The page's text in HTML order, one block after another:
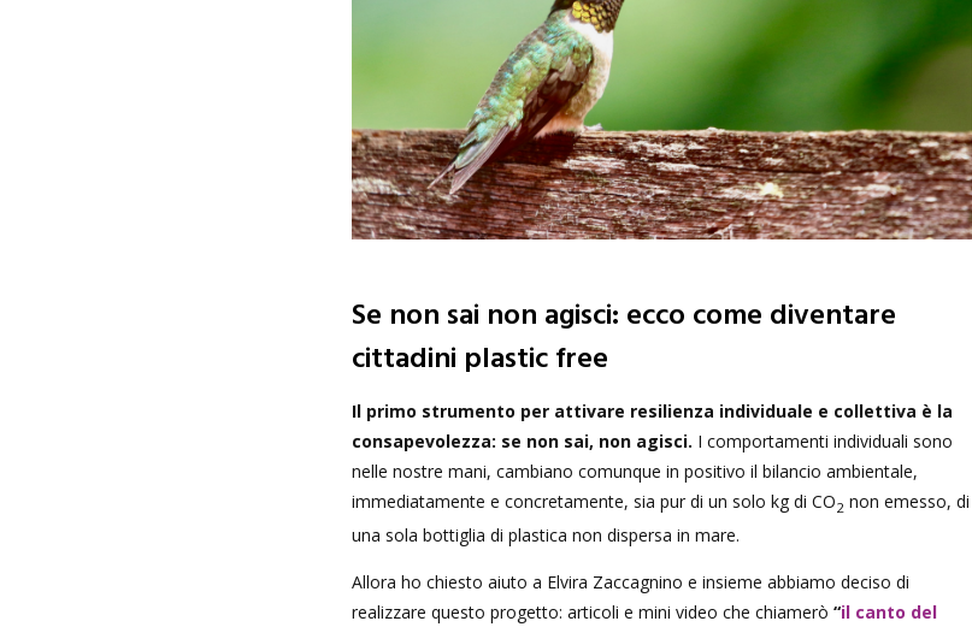
Se non sai non agisci: ecco come diventare
cittadini plastic free
Il primo strumento per attivare resilienza individuale e collettiva è la
consapevolezza: se non sai, non agisci. I comportamenti individuali sono
nelle nostre mani, cambiano comunque in positivo il bilancio ambientale,
immediatamente e concretamente, sia pur di un solo kg di CO2 non emesso, di
una sola bottiglia di plastica non dispersa in mare.
Allora ho chiesto aiuto a Elvira Zaccagnino e insieme abbiamo deciso di
realizzare questo progetto: articoli e mini video che chiamerò “il canto del